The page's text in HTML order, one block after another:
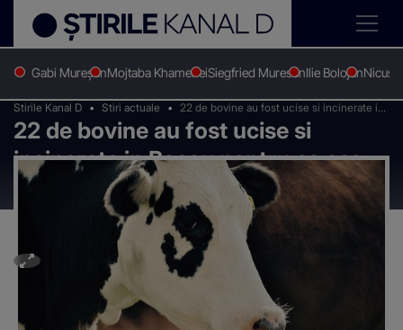
Gabi MureșanMojtaba KhameneiSiegfried MuresanIlie Bolojan
Stirile Kanal D Stiri actuale
22 de bovine au fost ucise si incinerate in
Bacau pentru ca asa prevede legislatia
europeana
22 de bovine au fost ucise si
incinerate in Bacau pentru ca asa
prevede legislatia europeana